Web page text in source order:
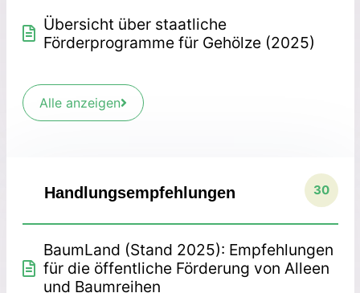
Übersicht über staatliche
Förderprogramme für Gehölze (2025)
Alle anzeigen
Handlungsempfehlungen 30
BaumLand (Stand 2025): Empfehlungen
für die öffentliche Förderung von Alleen
und Baumreihen